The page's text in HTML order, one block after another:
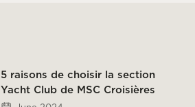
5 raisons de choisir la section
Yacht Club de MSC Croisières